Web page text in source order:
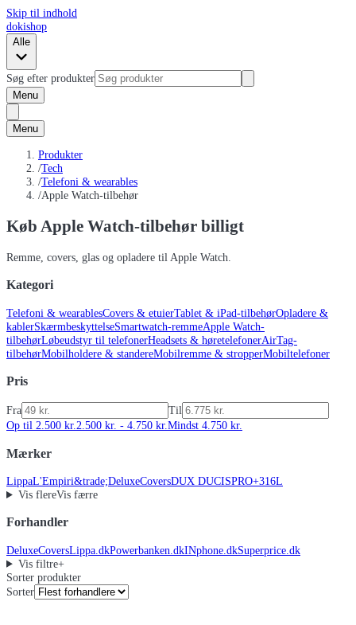
Skip til indhold
dokishop
Alle
Søg efter produkter
Menu
Menu
Produkter
/Tech
/Telefoni & wearables
/Apple Watch-tilbehør
Køb Apple Watch-tilbehør billigt
Remme, covers, glas og opladere til Apple Watch.
Kategori
Telefoni & wearablesCovers & etuierTablet & iPad-tilbehørOpladere &
kablerSkærmbeskyttelseSmartwatch-remmeApple Watch-
tilbehørLøbeudstyr til telefonerHeadsets & høretelefonerAirTag-
tilbehørMobilholdere & standereMobilremme & stropperMobiltelefoner
Pris
Fra
Til
Op til 2.500 kr.2.500 kr. - 4.750 kr.Mindst 4.750 kr.
Mærker
LippaL'Empiri&trade;DeluxeCoversDUX DUCISPRO+316L
Vis flereVis færre
Forhandler
DeluxeCoversLippa.dkPowerbanken.dkINphone.dkSuperprice.dk
Vis filtre+
Sorter produkter
Sorter